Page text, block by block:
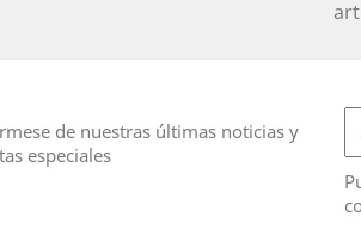
de nuestras últimas noticias y
especiales